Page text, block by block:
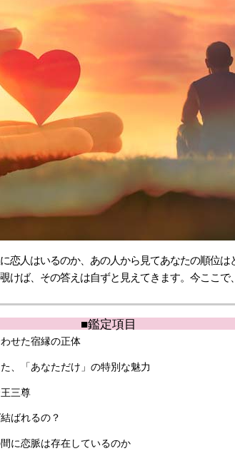
に恋人はいるのか、あの人から見てあなたの順位
けば、その答えは自ずと見えてきます。今ここで
■鑑定項目
せた宿縁の正体
、「あなただけ」の特別な魅力
三尊
ばれるの？
に恋脈は存在しているのか